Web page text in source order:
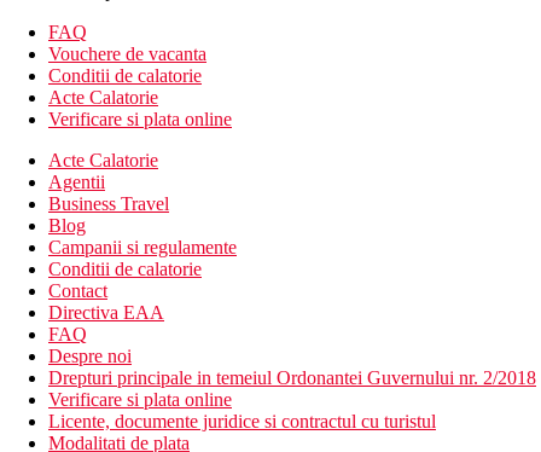
receptie
piscina infinita
restaurant tip bufet
2 restaurante a la carte
sala de sport
SPA
teren de tenis
centru de scufundari
Descrierea plajei
plaja cu nisip fin alb
Activitati sportive gratuite
paddleboard
caiac
sala de sport
echipament de snorkeling de inchiriat
FAQ
Vouchere de vacanta
Conditii de calatorie
Acte Calatorie
Verificare si plata online
Acte Calatorie
Agentii
Business Travel
Blog
Campanii si regulamente
Conditii de calatorie
Contact
Directiva EAA
FAQ
Despre noi
Drepturi principale in temeiul Ordonantei Guvernului nr. 2/2018
Verificare si plata online
Licente, documente juridice si contractul cu turistul
Modalitati de plata